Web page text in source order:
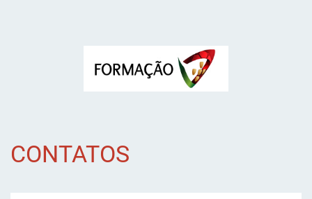
CONTATOS